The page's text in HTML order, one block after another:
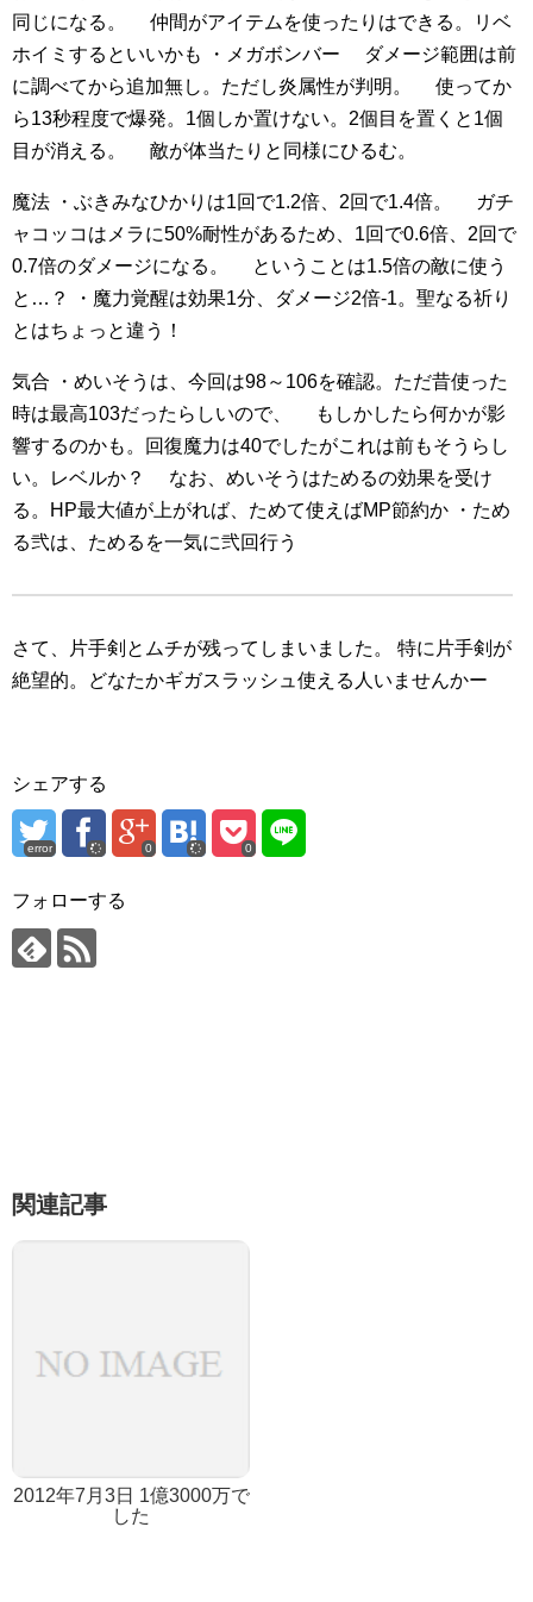
同じになる。
仲間がアイテムを使ったりはできる。リベ
ホイミするといいかも
・メガボンバー ダメージ範囲は前
に調べてから追加無し。ただし炎属性が判明。
使ってか
ら13秒程度で爆発。1個しか置けない。2個目を置くと1個
目が消える。
敵が体当たりと同様にひるむ。
魔法 ・ぶきみなひかりは1回で1.2倍、2回で1.4倍。
ガチ
ャコッコはメラに50%耐性があるため、1回で0.6倍、2回で
0.7倍のダメージになる。
ということは1.5倍の敵に使う
と…？
・魔力覚醒は効果1分、ダメージ2倍-1。聖なる祈り
とはちょっと違う！
気合 ・めいそうは、今回は98～106を確認。ただ昔使った
時は最高103だったらしいので、
もしかしたら何かが影
響するのかも。回復魔力は40でしたがこれは前もそうらし
い。レベルか？
なお、めいそうはためるの効果を受け
る。HP最大値が上がれば、ためて使えばMP節約か ・ため
る弐は、ためるを一気に弐回行う
さて、片手剣とムチが残ってしまいました。
特に片手剣が
絶望的。どなたかギガスラッシュ使える人いませんかー
シェアする
error 0 0
フォローする
関連記事
2012年7月3日 1億3000万で
した